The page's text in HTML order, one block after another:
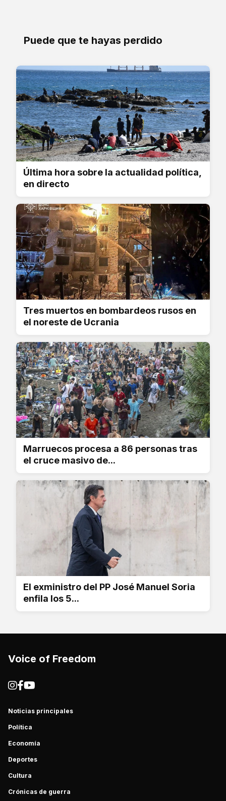
Puede que te hayas perdido
Última hora sobre la actualidad política,
en directo
Tres muertos en bombardeos rusos en
el noreste de Ucrania
Marruecos procesa a 86 personas tras
el cruce masivo de...
El exministro del PP José Manuel Soria
enfila los 5...
Voice of Freedom
Noticias principales
Política
Economía
Deportes
Cultura
Crónicas de guerra